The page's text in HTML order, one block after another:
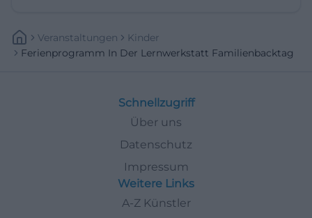
Veranstaltungen
Kinder
Ferienprogramm In Der Lernwerkstatt Familienbacktag
Schnellzugriff
Über uns
Datenschutz
Impressum
Weitere Links
A-Z Künstler